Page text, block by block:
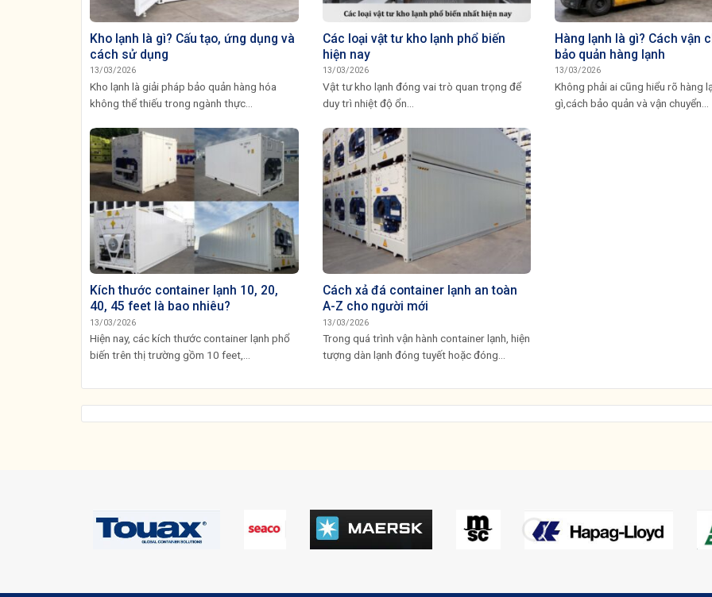
Kho lạnh là gì? Cấu tạo, ứng dụng và
cách sử dụng
13/03/2026
Kho lạnh là giải pháp bảo quản hàng hóa
không thể thiếu trong ngành thực...
Các loại vật tư kho lạnh phổ biến
hiện nay
13/03/2026
Vật tư kho lạnh đóng vai trò quan trọng để
duy trì nhiệt độ ổn...
Hàng lạnh là gì? Cách vận
bảo quản hàng lạnh
13/03/2026
Không phải ai cũng hiểu rõ hàng
gì,cách bảo quản và vận chuyển...
Kích thước container lạnh 10, 20,
40, 45 feet là bao nhiêu?
13/03/2026
Hiện nay, các kích thước container lạnh phổ
biến trên thị trường gồm 10 feet,...
Cách xả đá container lạnh an toàn
A-Z cho người mới
13/03/2026
Trong quá trình vận hành container lạnh, hiện
tượng dàn lạnh đóng tuyết hoặc đóng...